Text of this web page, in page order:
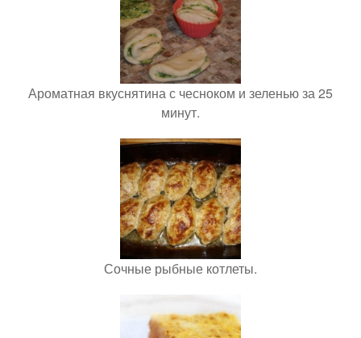
Ароматная вкуснятина с чесноком и зеленью за 25
минут.
Сочные рыбные котлеты.